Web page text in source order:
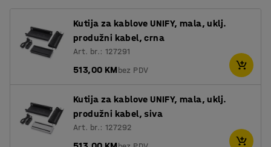
Kutija za kablove UNIFY, mala, uklj.
produžni kabel, crna
Art. br.: 127291
513,00 KMbez PDV
Kutija za kablove UNIFY, mala, uklj.
produžni kabel, siva
Art. br.: 127292